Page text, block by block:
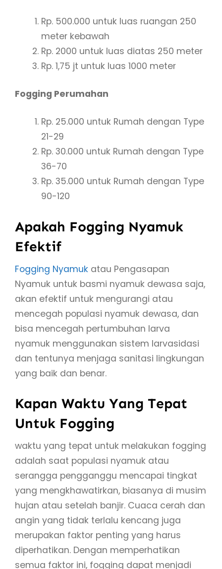
Rp. 500.000 untuk luas ruangan 250
meter kebawah
Rp. 2000 untuk luas diatas 250 meter
Rp. 1,75 jt untuk luas 1000 meter
Fogging Perumahan
Rp. 25.000 untuk Rumah dengan Type
21-29
Rp. 30.000 untuk Rumah dengan Type
36-70
Rp. 35.000 untuk Rumah dengan Type
90-120
Apakah Fogging Nyamuk
Efektif
Fogging Nyamuk atau Pengasapan
Nyamuk untuk basmi nyamuk dewasa saja,
akan efektif untuk mengurangi atau
mencegah populasi nyamuk dewasa, dan
bisa mencegah pertumbuhan larva
nyamuk menggunakan sistem larvasidasi
dan tentunya menjaga sanitasi lingkungan
yang baik dan benar.
Kapan Waktu Yang Tepat
Untuk Fogging
waktu yang tepat untuk melakukan fogging
adalah saat populasi nyamuk atau
serangga pengganggu mencapai tingkat
yang mengkhawatirkan, biasanya di musim
hujan atau setelah banjir. Cuaca cerah dan
angin yang tidak terlalu kencang juga
merupakan faktor penting yang harus
diperhatikan. Dengan memperhatikan
semua faktor ini, fogging dapat menjadi